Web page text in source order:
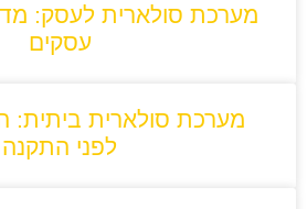
מערכת סולארית לעסק:
עסקים
מערכת סולארית ביתית:
לפני התקנה